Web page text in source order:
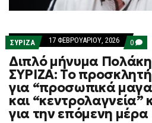
ΣΥΡΙΖΑ 17 ΦΕΒΡΟΥΑΡΊΟΥ, 2026 0
ON
ΔΙΠΛΌ
ΣΕ
ΚΑΙ
Διπλό μήνυμα
ΣΥΡΙΖΑ: Το
για “προσωπικά
και “κεντρολαγνεία”
για την επόμενη μέρα